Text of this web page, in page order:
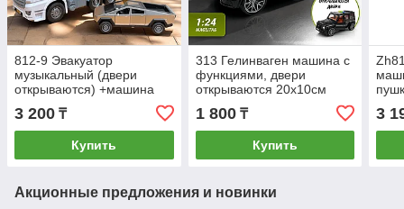
812-9 Эвакуатор
музыкальный (двери
открываются) +машина
(двери открываются)
32х20см
3 200 ₸
Купить
313 Гелинваген машина с
функциями, двери
открываются 20х10см
1 800₸
Купить
3
Акционные предложения и новинки